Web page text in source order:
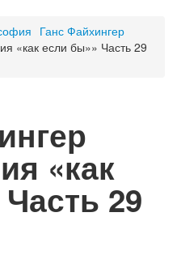
Ганс Файхингер
«как если бы»» Часть 29
«как
29